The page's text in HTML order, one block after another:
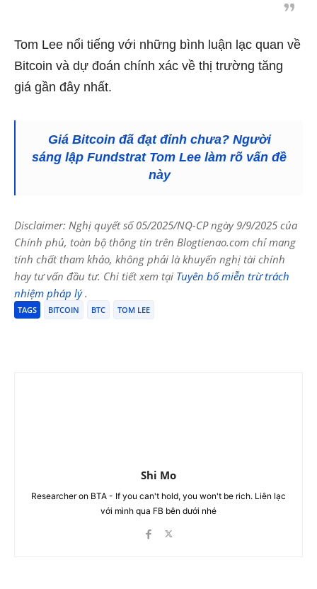
Tom Lee nổi tiếng với những bình luận lạc quan về
Bitcoin và dự đoán chính xác về thị trường tăng
giá gần đây nhất.
Giá Bitcoin đã đạt đỉnh chưa? Người
sáng lập Fundstrat Tom Lee làm rõ vấn đề
này
Disclaimer: Nghị quyết số 05/2025/NQ-CP ngày 9/9/2025 của
Chính phủ, toàn bộ thông tin trên Blogtienao.com chỉ mang
tính chất tham khảo, không phải là khuyến nghị tài chính
hay tư vấn đầu tư. Chi tiết xem tại Tuyên bố miễn trừ trách
nhiệm pháp lý.
TAGS BITCOIN BTC TOM LEE
Shi Mo
Researcher on BTA - If you can't hold, you won't be rich. Liên lạc
với mình qua FB bên dưới nhé